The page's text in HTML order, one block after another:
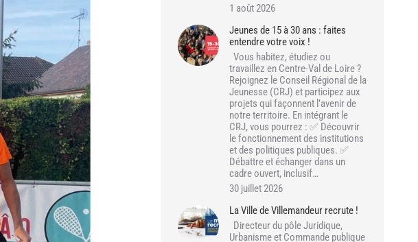
1 août 2026
Jeunes de 15 à 30 ans : faites
entendre votre voix !
Vous habitez, étudiez ou
travaillez en Centre-Val de Loire ?
Rejoignez le Conseil Régional de la
Jeunesse (CRJ) et participez aux
projets qui façonnent l’avenir de
notre territoire. En intégrant le
CRJ, vous pourrez : ✅ Découvrir
le fonctionnement des institutions
et des politiques publiques. ✅
Débattre et échanger dans un
cadre ouvert, inclusif…
30 juillet 2026
La Ville de Villemandeur recrute !
Directeur du pôle Juridique,
Urbanisme et Commande publique